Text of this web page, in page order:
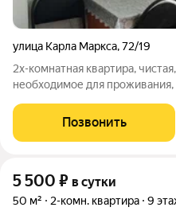
улица Карла Маркса,72/19
2х-комнатная квартира,
необходимое для
На вечеринки и мероприятия
Позвонить
5 500 ₽ в сутки
50 м² 2-комн. квартира 9